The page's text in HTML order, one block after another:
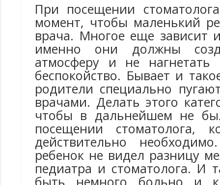
При посещении
момент, чтобы маленький
врача. Многое еще зависит
именно они должны
атмосферу и не нагнетать
беспокойство. Бывает и
родители специально
врачами. Делать этого
чтобы в дальнейшем не
посещении стоматолога,
действительно
ребенок не видел разницу
педиатра и стоматолога. И
быть немного больно и к